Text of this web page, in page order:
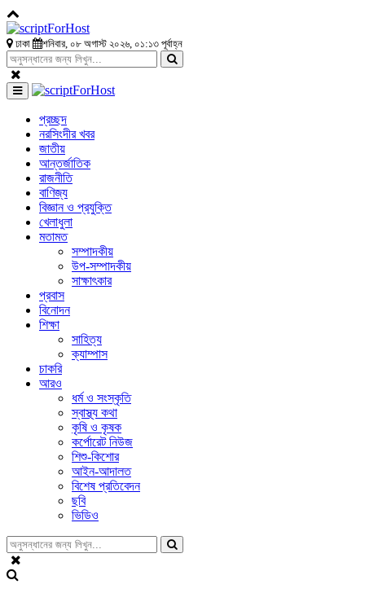
ঢাকা শনিবার, ০৮ অগাস্ট ২০২৬, ০১:১৩ পূর্বাহ্ন
প্রচ্ছদ
নরসিংদীর খবর
জাতীয়
আন্তর্জাতিক
রাজনীতি
বাণিজ্য
বিজ্ঞান ও প্রযুক্তি
খেলাধুলা
মতামত
সম্পাদকীয়
উপ-সম্পাদকীয়
সাক্ষাৎকার
প্রবাস
বিনোদন
শিক্ষা
সাহিত্য
ক্যাম্পাস
চাকরি
আরও
ধর্ম ও সংস্কৃতি
স্বাস্থ্য কথা
কৃষি ও কৃষক
কর্পোরেট নিউজ
শিশু-কিশোর
আইন-আদালত
বিশেষ প্রতিবেদন
ছবি
ভিডিও